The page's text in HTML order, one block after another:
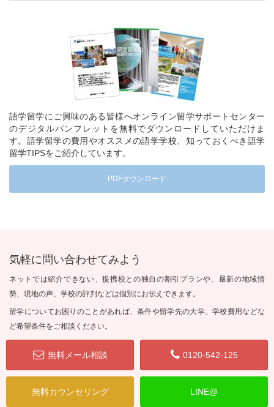
語学留学にご興味のある皆様へオンライン留学サポートセンター
のデジタルパンフレットを無料でダウンロードしていただけま
す。語学留学の費用やオススメの語学学校、知っておくべき語学
留学TIPSをご紹介しています。
PDFダウンロード
気軽に問い合わせてみよう
ネットでは紹介できない、提携校との独自の割引プランや、最新の地域情
勢、現地の声、学校の評判などは個別にお伝えできます。
留学についてお困りのことがあれば、条件や留学先の大学、学校費用などな
ど希望条件をご相談ください。
無料メール相談 0120-542-125
無料カウンセリング LINE@